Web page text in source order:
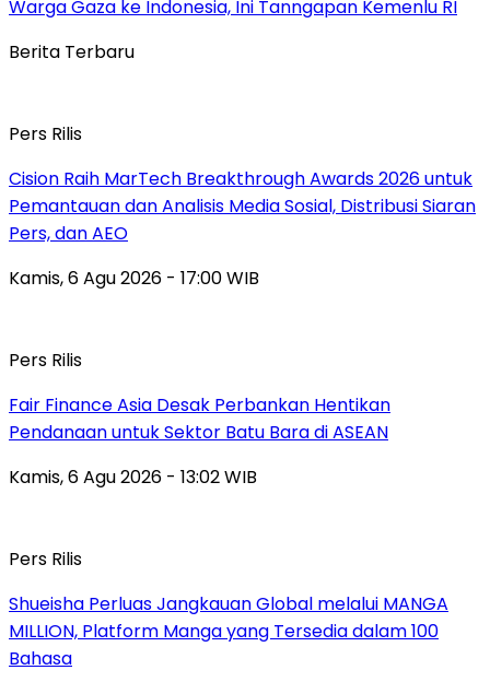
Warga Gaza ke Indonesia, Ini Tanngapan Kemenlu RI
Berita Terbaru
Pers Rilis
Cision Raih MarTech Breakthrough Awards 2026 untuk
Pemantauan dan Analisis Media Sosial, Distribusi Siaran
Pers, dan AEO
Kamis, 6 Agu 2026 - 17:00 WIB
Pers Rilis
Fair Finance Asia Desak Perbankan Hentikan
Pendanaan untuk Sektor Batu Bara di ASEAN
Kamis, 6 Agu 2026 - 13:02 WIB
Pers Rilis
Shueisha Perluas Jangkauan Global melalui MANGA
MILLION, Platform Manga yang Tersedia dalam 100
Bahasa